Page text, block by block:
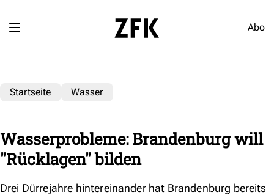
Abo
Startseite Wasser
Wasserprobleme: Brandenburg will
"Rücklagen" bilden
Drei Dürrejahre hintereinander hat Brandenburg bereits